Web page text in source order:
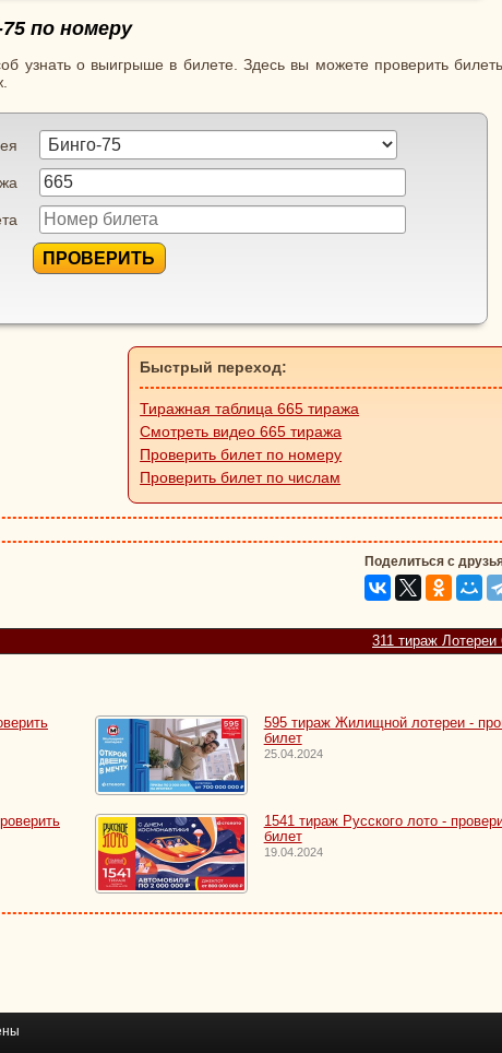
по номеру
узнать о выигрыше в билете. Здесь вы можете проверить
ПРОВЕРИТЬ
Быстрый переход:
Тиражная таблица 665 тиража
Смотреть видео 665 тиража
Проверить билет по номеру
Проверить билет по числам
Поделиться с
311 тираж Лотереи
595 тираж Жилищной лотереи -
билет
25.04.2024
1541 тираж Русского лото -
билет
19.04.2024